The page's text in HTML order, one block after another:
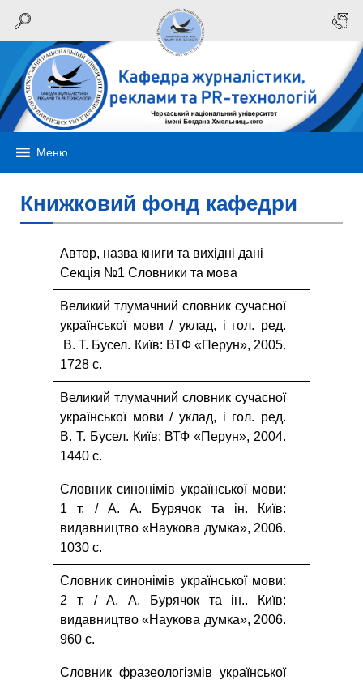
Меню
Книжковий фонд кафедри
Автор, назва книги та вихідні дані
Секція №1 Словники та мова
Великий тлумачний словник сучасної
української мови / уклад, і гол. ред.
В. Т. Бусел. Київ: ВТФ «Перун», 2005.
1728 с.
Великий тлумачний словник сучасної
української мови / уклад, і гол. ред.
В. Т. Бусел. Київ: ВТФ «Перун», 2004.
1440 с.
Словник синонімів української мови:
1 т. / А. А. Бурячок та ін. Київ:
видавництво «Наукова думка», 2006.
1030 с.
Словник синонімів української мови:
2 т. / А. А. Бурячок та ін.. Київ:
видавництво «Наукова думка», 2006.
960 с.
Словник фразеологізмів української